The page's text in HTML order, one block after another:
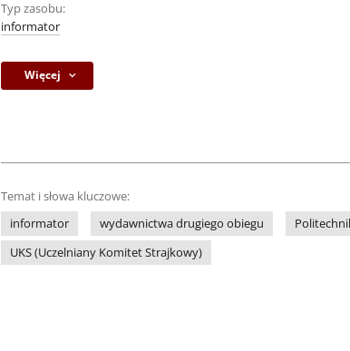
Typ zasobu:
informator
Więcej
Temat i słowa kluczowe:
informator
wydawnictwa drugiego obiegu
UKS (Uczelniany Komitet Strajkowy)